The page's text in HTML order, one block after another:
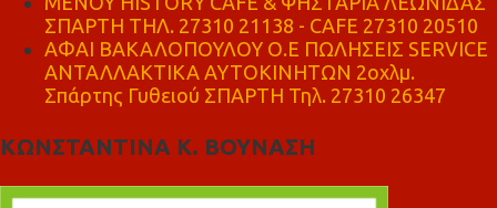
ΣΠΑΡΤΗ ΤΗΛ. 27310 21138 - CAFE 27310 20510
ΑΦΑΙ ΒΑΚΑΛΟΠΟΥΛΟΥ Ο.Ε ΠΩΛΗΣΕΙΣ SERVICE
ΑΝΤΑΛΛΑΚΤΙΚΑ ΑΥΤΟΚΙΝΗΤΩΝ 2οχλμ.
Σπάρτης Γυθειού ΣΠΑΡΤΗ Τηλ. 27310 26347
ΚΩΝΣΤΑΝΤΙΝΑ Κ. ΒΟΥΝΑΣΗ